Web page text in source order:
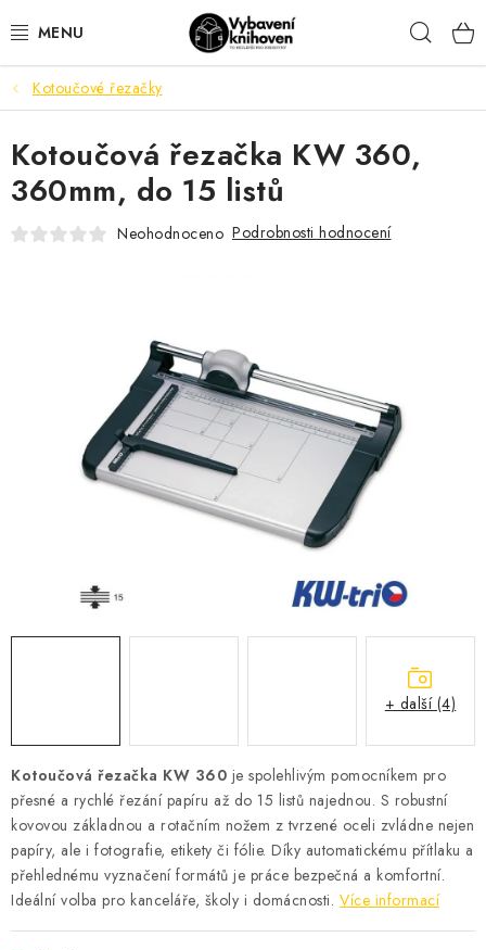
na
VYBAVENÍ KNIHOVEN
KANCELÁŘSKÉ POTŘEBY
DŮM A DOMÁCÍ POTŘEBY
Odstoupení od smlouvy
Kontakty
Obchodní podmínky
Podmínky ochrany osobních údajů
Podmínky vrácení peněz
Nepřebraná dobírka
Kotoučové řezačky
Kotoučová řezačka KW 360 je spolehlivým pomocníkem pro
přesné a rychlé řezání papíru až do 15 listů najednou. S robustní
kovovou základnou a rotačním nožem z tvrzené oceli zvládne nejen
papíry, ale i fotografie, etikety či fólie. Díky automatickému přítlaku a
přehlednému vyznačení formátů je práce bezpečná a komfortní.
Ideální volba pro kanceláře, školy i domácnosti. Více informací
Kotoučová řezačka KW 360,
360mm, do 15 listů
Neohodnoceno Podrobnosti hodnocení
+ další (4)